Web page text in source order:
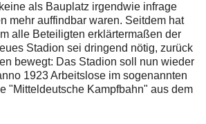
als Bauplatz irgendwie infrage
mehr auffindbar waren. Seitdem hat
alle Beteiligten erklärtermaßen der
Stadion sei dringend nötig, zurück
bewegt: Das Stadion soll nun wieder
1923 Arbeitslose im sogenannten
"Mitteldeutsche Kampfbahn" aus dem